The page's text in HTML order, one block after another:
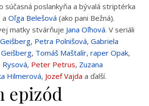
súčasná poslankyňa a bývalá striptérka
a Oľga Belešová (ako pani Bežná).
matky stvárňuje Jana Oľhová. V seriáli
, Petra Polnišová, Gabriela
, Tomáš Maštalír, raper Opak,
Rysová, Peter Petrus, Zuzana
Hilmerová, Jozef Vajda a ďalší.
epizód